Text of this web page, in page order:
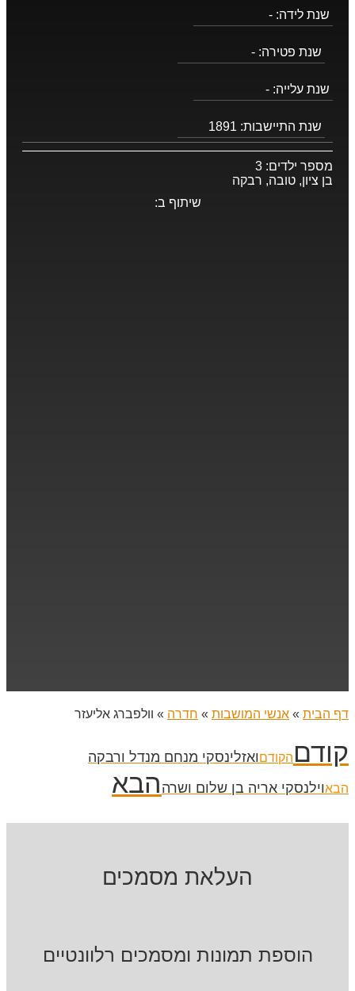
שנת לידה: -
שנת פטירה: -
שנת עלייה: -
שנת התיישבות: 1891
מספר ילדים: 3
בן ציון, טובה, רבקה
שיתוף ב:
דף הבית » אנשי המושבות » חדרה » וולפברג אליעזר
קודם הקודםואזלינסקי מנחם מנדל ורבקה
הבאוילנסקי אריה בן שלום ושרה הבא
העלאת מסמכים
הוספת תמונות ומסמכים רלוונטיים